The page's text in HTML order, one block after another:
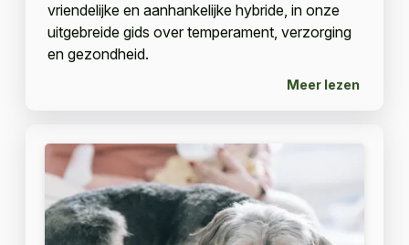
vriendelijke en aanhankelijke hybride, in onze
uitgebreide gids over temperament, verzorging
en gezondheid.
Meer lezen